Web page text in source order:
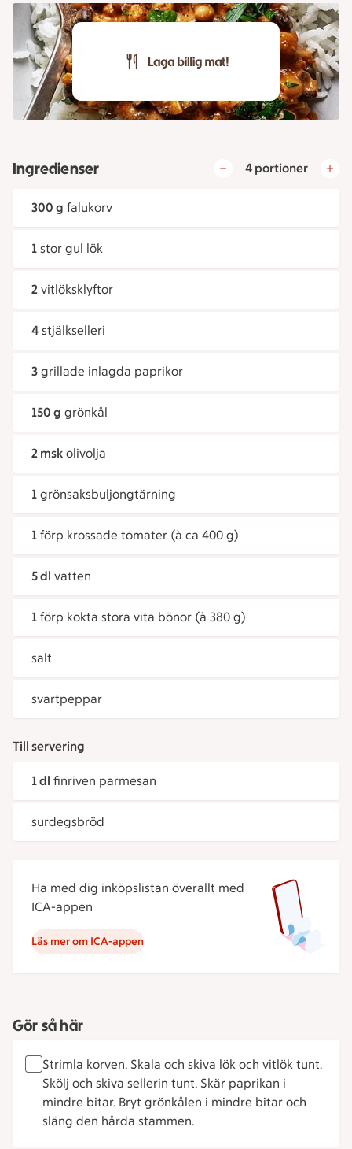
Ingredienser 4 portioner
300 g falukorv
1 stor gul lök
2 vitlöksklyftor
4 stjälkselleri
3 grillade inlagda paprikor
150 g grönkål
2 msk olivolja
1 grönsaksbuljongtärning
1 förp krossade tomater (à ca 400 g)
5 dl vatten
1 förp kokta stora vita bönor (à 380 g)
salt
svartpeppar
Till servering
1 dl finriven parmesan
surdegsbröd
Ha med dig inköpslistan överallt med
ICA-appen
Läs mer om ICA-appen
Gör så här
Strimla korven. Skala och skiva lök och vitlök tunt.
Skölj och skiva sellerin tunt. Skär paprikan i
mindre bitar. Bryt grönkålen i mindre bitar och
släng den hårda stammen.